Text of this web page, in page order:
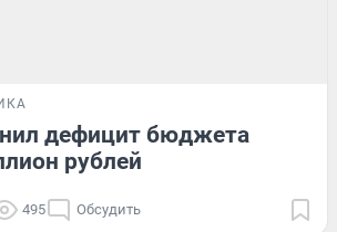
дефицит бюджета
рублей
495 Обсудить